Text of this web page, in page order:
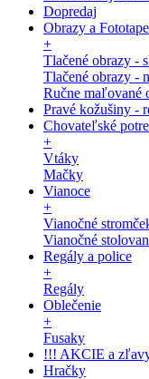
Dopredaj
Obrazy a
+
Tlačené obrazy -
Tlačené obrazy -
Ručne maľované
Pravé kožušiny -
Chovateľské
+
Vtáky
Mačky
Vianoce
+
Vianočné
Vianočné
Regály a police
+
Regály
Oblečenie
+
Fusaky
!!! AKCIE a
Hračky